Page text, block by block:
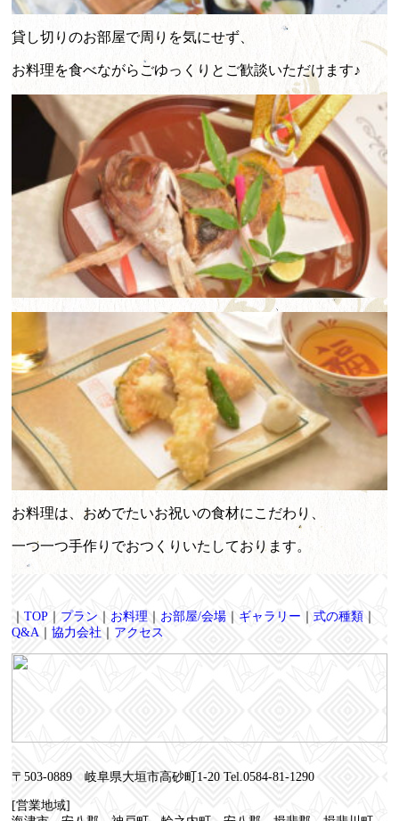
貸し切りのお部屋で周りを気にせず、
お料理を食べながらごゆっくりとご歓談いただけます♪
お料理は、おめでたいお祝いの食材にこだわり、
一つ一つ手作りでおつくりいたしております。
TOP プラン お料理 お部屋/会場 ギャラリー 式の種類
Q&A
協力会社 アクセス
〒503-0889 岐阜県大垣市高砂町1-20 Tel.0584-81-1290
[営業地域]